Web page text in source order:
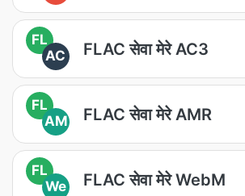
FL
AC
FLAC सेवा मेरे AC3
FL
AM
FLAC सेवा मेरे AMR
FL
We
FLAC सेवा मेरे WebM